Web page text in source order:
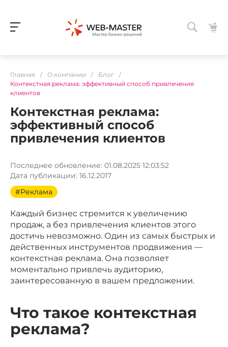
Главная / О компании / Блог
/
Контекстная реклама: эффективный способ привлечения
клиентов
Контекстная реклама:
эффективный способ
привлечения клиентов
Последнее обновление: 01.08.2025 12:03:52
Дата публикации: 16.12.2017
#Реклама
Каждый бизнес стремится к увеличению
продаж, а без привлечения клиентов этого
достичь невозможно. Один из самых быстрых и
действенных инструментов продвижения —
контекстная реклама. Она позволяет
моментально привлечь аудиторию,
заинтересованную в вашем предложении.
Что такое контекстная
реклама?